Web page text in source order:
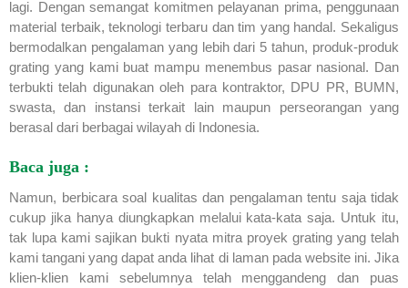
lagi. Dengan semangat komitmen pelayanan prima, penggunaan
material terbaik, teknologi terbaru dan tim yang handal. Sekaligus
bermodalkan pengalaman yang lebih dari 5 tahun, produk-produk
grating yang kami buat mampu menembus pasar nasional. Dan
terbukti telah digunakan oleh para kontraktor, DPU PR, BUMN,
swasta, dan instansi terkait lain maupun perseorangan yang
berasal dari berbagai wilayah di Indonesia.
Baca juga :
Namun, berbicara soal kualitas dan pengalaman tentu saja tidak
cukup jika hanya diungkapkan melalui kata-kata saja. Untuk itu,
tak lupa kami sajikan bukti nyata mitra proyek grating yang telah
kami tangani yang dapat anda lihat di laman pada website ini. Jika
klien-klien kami sebelumnya telah menggandeng dan puas